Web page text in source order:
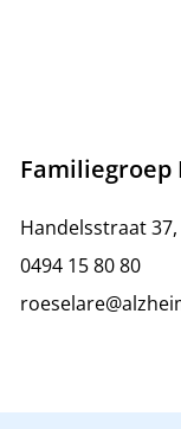
Familiegroep
Handelsstraat
0494 15 80 80